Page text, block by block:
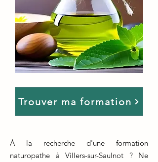
Trouver ma formation
À la recherche d'une formation
naturopathe à Villers-sur-Saulnot ? Ne